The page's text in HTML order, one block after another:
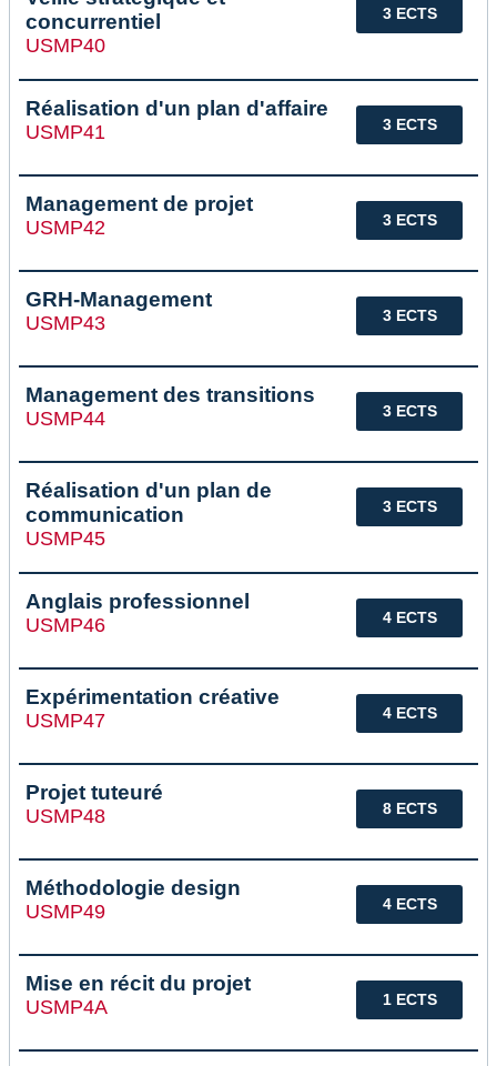
3 ECTS
concurrentiel
USMP40
3 ECTS
Réalisation d'un plan d'affaire
USMP41
3 ECTS
Management de projet
USMP42
3 ECTS
GRH-Management
USMP43
3 ECTS
Management des transitions
USMP44
3 ECTS
Réalisation d'un plan de
communication
USMP45
4 ECTS
Anglais professionnel
USMP46
4 ECTS
Expérimentation créative
USMP47
8 ECTS
Projet tuteuré
USMP48
4 ECTS
Méthodologie design
USMP49
1 ECTS
Mise en récit du projet
USMP4A